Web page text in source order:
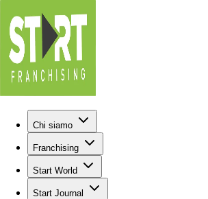
Chi siamo
Franchising
Start World
Start Journal